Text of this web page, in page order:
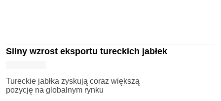
Silny wzrost eksportu tureckich jabłek
Tureckie jabłka zyskują coraz większą
pozycję na globalnym rynku